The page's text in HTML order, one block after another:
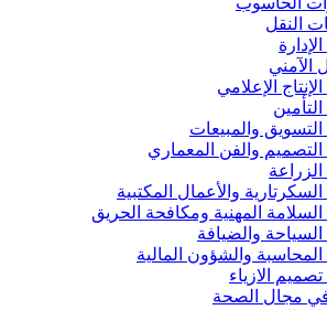
النقل
الآمني
الإعلامي
والمبيعات
والفن المعماري
والأعمال المكتبية
المهنية ومكافحة الحريق
والضيافة
والشؤون المالية
الازياء
في مجال الصحة